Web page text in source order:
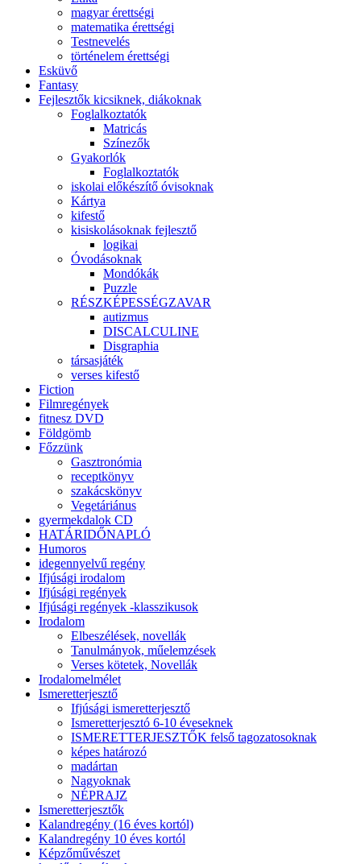
magyar érettségi
matematika érettségi
Testnevelés
történelem érettségi
Esküvő
Fantasy
Fejlesztők kicsiknek, diákoknak
Foglalkoztatók
Matricás
Színezők
Gyakorlók
Foglalkoztatók
iskolai előkészítő óvisoknak
Kártya
kifestő
kisiskolásoknak fejlesztő
logikai
Óvodásoknak
Mondókák
Puzzle
RÉSZKÉPESSÉGZAVAR
autizmus
DISCALCULINE
Disgraphia
társasjáték
verses kifestő
Fiction
Filmregények
fitnesz DVD
Földgömb
Főzzünk
Gasztronómia
receptkönyv
szakácskönyv
Vegetáriánus
gyermekdalok CD
HATÁRIDŐNAPLÓ
Humoros
idegennyelvű regény
Ifjúsági irodalom
Ifjúsági regények
Ifjúsági regények -klasszikusok
Irodalom
Elbeszélések, novellák
Tanulmányok, műelemzések
Verses kötetek, Novellák
Irodalomelmélet
Ismeretterjesztő
Ifjúsági ismeretterjesztő
Ismeretterjesztó 6-10 éveseknek
ISMERETTERJESZTŐK felső tagozatosoknak
képes határozó
madártan
Nagyoknak
NÉPRAJZ
Ismeretterjesztők
Kalandregény (16 éves kortól)
Kalandregény 10 éves kortól
Képzőművészet